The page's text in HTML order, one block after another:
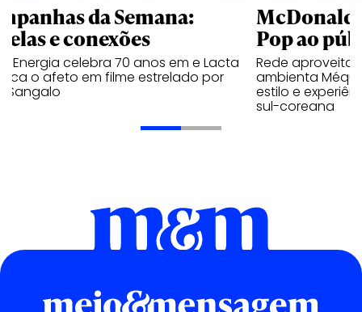
da Semana:
e conexões
Energia celebra 70 anos em e Lacta
o afeto em filme estrelado por
Sangalo
Pop ao
Rede aproveita
ambienta Méqui
estilo e
sul-coreana